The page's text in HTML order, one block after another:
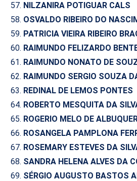
NILZANIRA POTIGUAR CALS
OSVALDO RIBEIRO DO
PATRICIA VIEIRA RIBEIRO
RAIMUNDO FELIZARDO
RAIMUNDO NONATO DE
RAIMUNDO SERGIO SOUZA
REDINAL DE LEMOS PONTES
ROBERTO MESQUITA DA
ROGERIO MELO DE
ROSANGELA PAMPLONA
ROSEMARY ESTEVES DA
SANDRA HELENA ALVES DA
SÉRGIO AUGUSTO BASTOS